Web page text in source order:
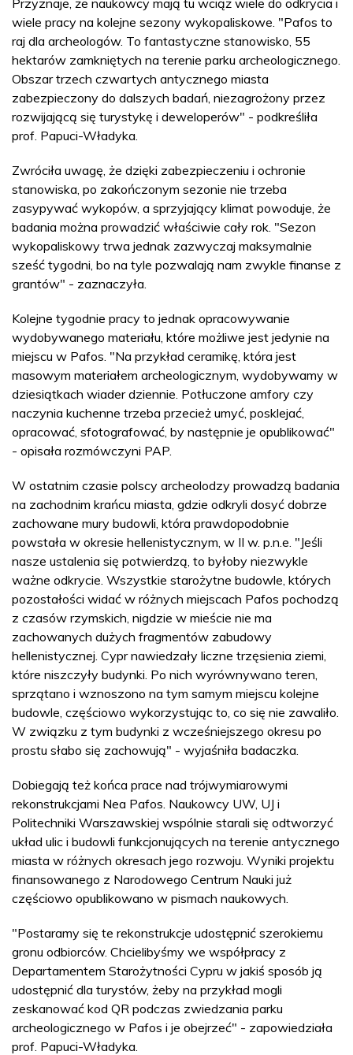
wiele pracy na kolejne sezony wykopaliskowe. "Pafos to
raj dla archeologów. To fantastyczne stanowisko, 55
hektarów zamkniętych na terenie parku archeologicznego.
Obszar trzech czwartych antycznego miasta
zabezpieczony do dalszych badań, niezagrożony przez
rozwijającą się turystykę i deweloperów" - podkreśliła
prof. Papuci-Władyka.
Zwróciła uwagę, że dzięki zabezpieczeniu i ochronie
stanowiska, po zakończonym sezonie nie trzeba
zasypywać wykopów, a sprzyjający klimat powoduje, że
badania można prowadzić właściwie cały rok. "Sezon
wykopaliskowy trwa jednak zazwyczaj maksymalnie
sześć tygodni, bo na tyle pozwalają nam zwykle finanse z
grantów" - zaznaczyła.
Kolejne tygodnie pracy to jednak opracowywanie
wydobywanego materiału, które możliwe jest jedynie na
miejscu w Pafos. "Na przykład ceramikę, która jest
masowym materiałem archeologicznym, wydobywamy w
dziesiątkach wiader dziennie. Potłuczone amfory czy
naczynia kuchenne trzeba przecież umyć, posklejać,
opracować, sfotografować, by następnie je opublikować"
- opisała rozmówczyni PAP.
W ostatnim czasie polscy archeolodzy prowadzą badania
na zachodnim krańcu miasta, gdzie odkryli dosyć dobrze
zachowane mury budowli, która prawdopodobnie
powstała w okresie hellenistycznym, w II w. p.n.e. "Jeśli
nasze ustalenia się potwierdzą, to byłoby niezwykle
ważne odkrycie. Wszystkie starożytne budowle, których
pozostałości widać w różnych miejscach Pafos pochodzą
z czasów rzymskich, nigdzie w mieście nie ma
zachowanych dużych fragmentów zabudowy
hellenistycznej. Cypr nawiedzały liczne trzęsienia ziemi,
które niszczyły budynki. Po nich wyrównywano teren,
sprzątano i wznoszono na tym samym miejscu kolejne
budowle, częściowo wykorzystując to, co się nie zawaliło.
W związku z tym budynki z wcześniejszego okresu po
prostu słabo się zachowują" - wyjaśniła badaczka.
Dobiegają też końca prace nad trójwymiarowymi
rekonstrukcjami Nea Pafos. Naukowcy UW, UJ i
Politechniki Warszawskiej wspólnie starali się odtworzyć
układ ulic i budowli funkcjonujących na terenie antycznego
miasta w różnych okresach jego rozwoju. Wyniki projektu
finansowanego z Narodowego Centrum Nauki już
częściowo opublikowano w pismach naukowych.
"Postaramy się te rekonstrukcje udostępnić szerokiemu
gronu odbiorców. Chcielibyśmy we współpracy z
Departamentem Starożytności Cypru w jakiś sposób ją
udostępnić dla turystów, żeby na przykład mogli
zeskanować kod QR podczas zwiedzania parku
archeologicznego w Pafos i je obejrzeć" - zapowiedziała
prof. Papuci-Władyka.